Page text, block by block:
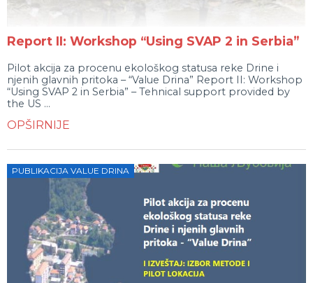
Report II: Workshop “Using SVAP 2 in Serbia”
Pilot akcija za procenu ekološkog statusa reke Drine i
njenih glavnih pritoka – “Value Drina” Report II: Workshop
“Using SVAP 2 in Serbia” – Tehnical support provided by
the US ...
OPŠIRNIJE
PUBLIKACIJA VALUE DRINA